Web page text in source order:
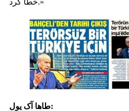
خطا کرد.»
طاها آک یول: